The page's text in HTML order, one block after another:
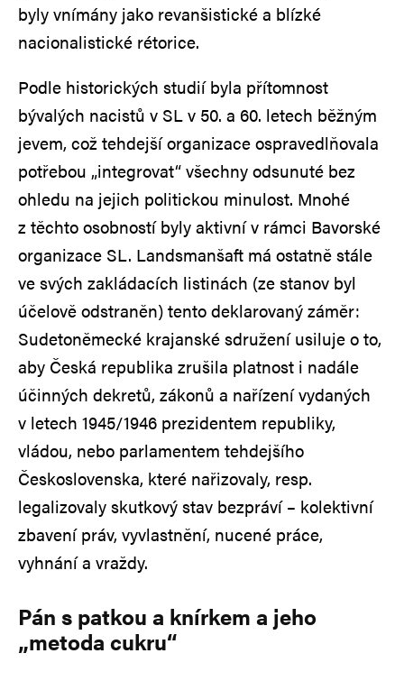
byly vnímány jako revanšistické a blízké
nacionalistické rétorice.
Podle historických studií byla přítomnost
bývalých nacistů v SL v 50. a 60. letech běžným
jevem, což tehdejší organizace ospravedlňovala
potřebou „integrovat“ všechny odsunuté bez
ohledu na jejich politickou minulost. Mnohé
z těchto osobností byly aktivní v rámci Bavorské
organizace SL. Landsmanšaft má ostatně stále
ve svých zakládacích listinách (ze stanov byl
účelově odstraněn) tento deklarovaný záměr:
Sudetoněmecké krajanské sdružení usiluje o to,
aby Česká republika zrušila platnost i nadále
účinných dekretů, zákonů a nařízení vydaných
v letech 1945/1946 prezidentem republiky,
vládou, nebo parlamentem tehdejšího
Československa, které nařizovaly, resp.
legalizovaly skutkový stav bezpráví – kolektivní
zbavení práv, vyvlastnění, nucené práce,
vyhnání a vraždy.
Pán s patkou a knírkem a jeho
„metoda cukru“